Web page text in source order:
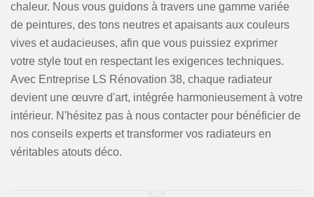
chaleur. Nous vous guidons à travers une gamme variée
de peintures, des tons neutres et apaisants aux couleurs
vives et audacieuses, afin que vous puissiez exprimer
votre style tout en respectant les exigences techniques.
Avec Entreprise LS Rénovation 38, chaque radiateur
devient une œuvre d'art, intégrée harmonieusement à votre
intérieur. N'hésitez pas à nous contacter pour bénéficier de
nos conseils experts et transformer vos radiateurs en
véritables atouts déco.